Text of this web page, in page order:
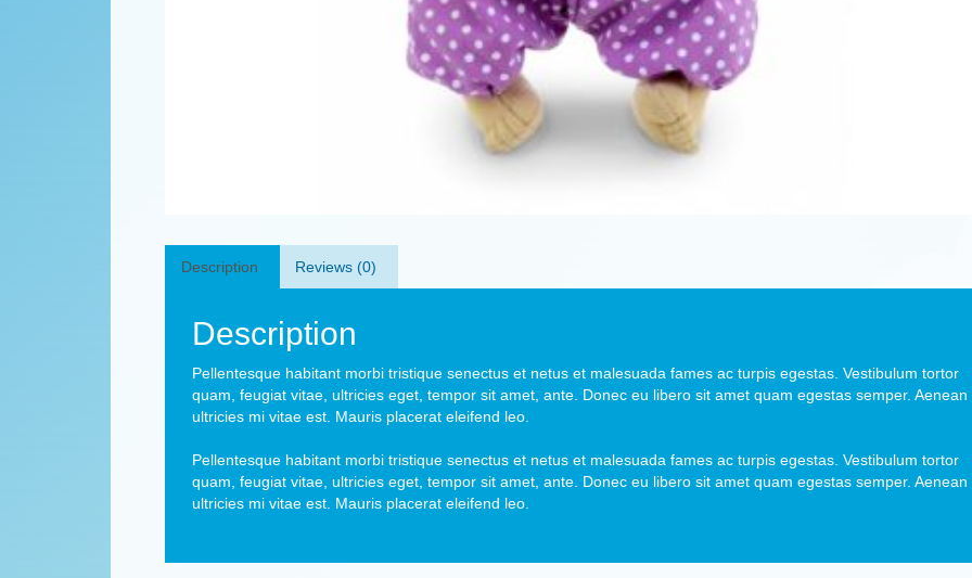
Description Reviews (0)
Description
Pellentesque habitant morbi tristique senectus et netus et malesuada fames ac turpis egestas. Vestibulum tortor
quam, feugiat vitae, ultricies eget, tempor sit amet, ante. Donec eu libero sit amet quam egestas semper. Aenean
ultricies mi vitae est. Mauris placerat eleifend leo.
Pellentesque habitant morbi tristique senectus et netus et malesuada fames ac turpis egestas. Vestibulum tortor
quam, feugiat vitae, ultricies eget, tempor sit amet, ante. Donec eu libero sit amet quam egestas semper. Aenean
ultricies mi vitae est. Mauris placerat eleifend leo.